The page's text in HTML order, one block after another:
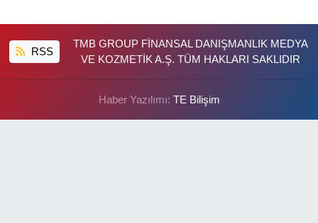
RSS
TMB GROUP FİNANSAL DANIŞMANLIK MEDYA
VE KOZMETİK A.Ş. TÜM HAKLARI SAKLIDIR
Haber Yazılımı: TE Bilişim